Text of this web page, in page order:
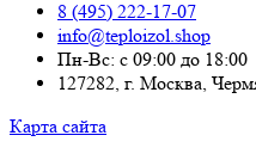
8 (495) 222-17-07
info@teploizol.shop
Пн-Вс: с 09:00 до 18:00
127282, г. Москва,
Карта сайта